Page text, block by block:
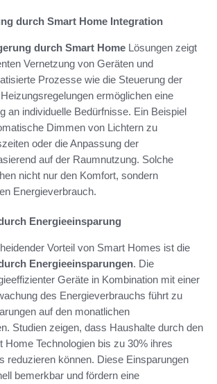
durch Smart Home Integration
durch Smart Home Lösungen zeigt
Vernetzung von Geräten und
Prozesse wie die Steuerung der
ermöglichen eine
an individuelle Bedürfnisse. Ein Beispiel
Dimmen von Lichtern zu
oder die Anpassung der
auf der Raumnutzung. Solche
nicht nur den Komfort, sondern
Energieverbrauch.
Energieeinsparung
Vorteil von Smart Homes ist die
Energieeinsparungen. Die
Geräte in Kombination mit einer
des Energieverbrauchs führt zu
auf den monatlichen
Studien zeigen, dass Haushalte durch den
Home Technologien bis zu 30% ihres
reduzieren können. Diese Einsparungen
bemerkbar und fördern eine